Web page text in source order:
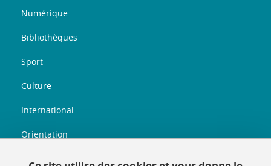
Numérique
Bibliothèques
Sport
Culture
International
Orientation